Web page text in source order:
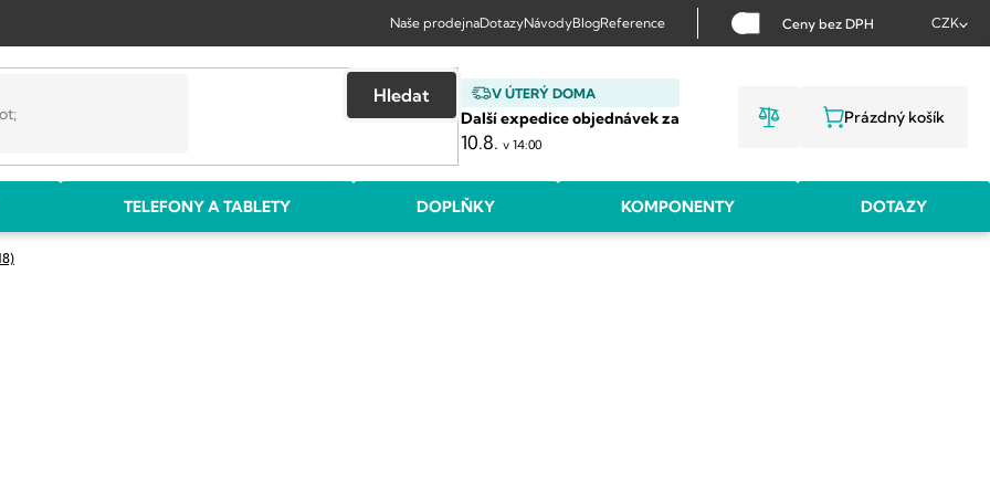
Naše prodejnaDotazyNávodyBlogReference Ceny bez DPH CZK
V ÚTERÝ DOMA
Další expedice objednávek za
10.8.v 14:00
Hledat
NÁKUPNÍ
Prázdný košík
TELEFONY A TABLETY DOPLŇKY KOMPONENTY DOTAZY